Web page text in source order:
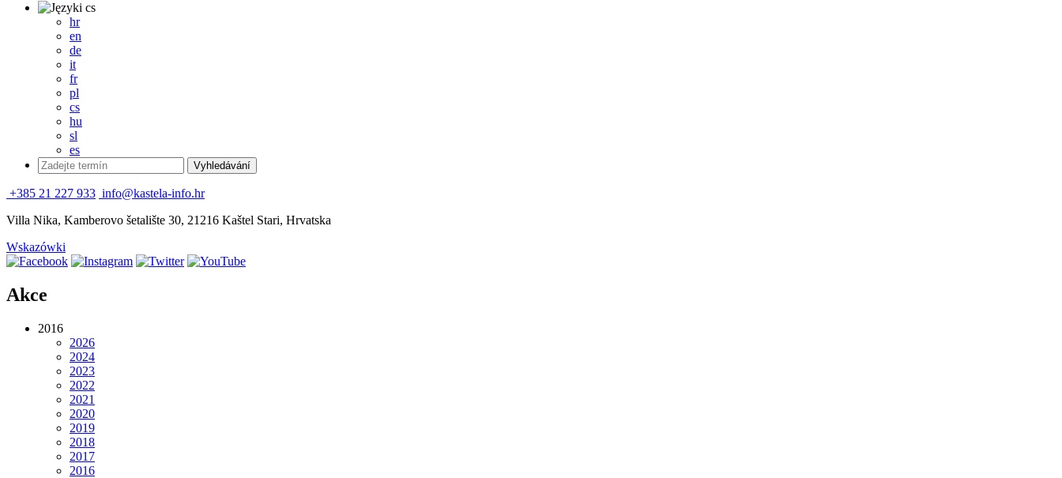
cs
hr
en
de
it
fr
pl
cs
hu
sl
es
+385 21 227 933 info@kastela-info.hr
Villa Nika, Kamberovo šetalište 30, 21216 Kaštel Stari, Hrvatska
Wskazówki
Akce
2016
2026
2024
2023
2022
2021
2020
2019
2018
2017
2016